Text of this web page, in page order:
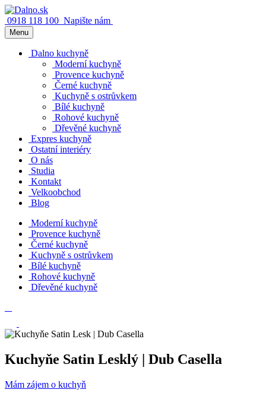
0918 118 100 Napište nám
Menu
Dalno kuchyně
Moderní kuchyně
Provence kuchyně
Černé kuchyně
Kuchyně s ostrůvkem
Bílé kuchyně
Rohové kuchyně
Dřevěné kuchyně
Expres kuchyně
Ostatní interiéry
O nás
Studia
Kontakt
Velkoobchod
Blog
Moderní kuchyně
Provence kuchyně
Černé kuchyně
Kuchyně s ostrůvkem
Bílé kuchyně
Rohové kuchyně
Dřevěné kuchyně
Kuchyňe Satin Lesklý | Dub Casella
Mám zájem o kuchyň